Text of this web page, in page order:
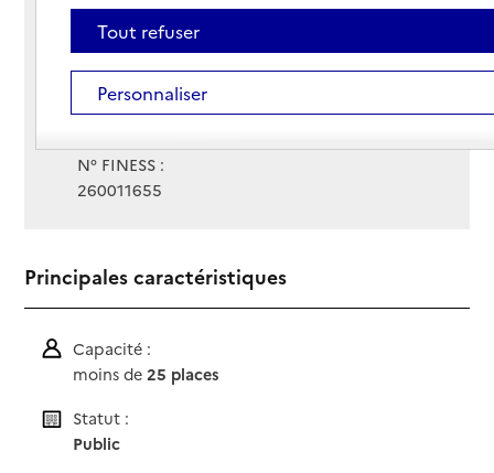
Téléphone :
04 75 76 80 90
Site Internet
Site internet non renseigné
Gestionnaire :
N° FINESS :
260011655
Principales caractéristiques
Capacité :
moins de25 places
Statut :
Public
Tout refuser
Personnaliser